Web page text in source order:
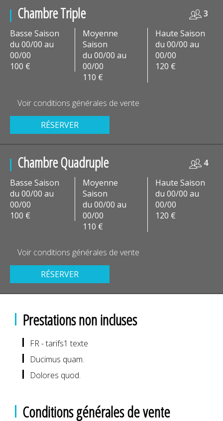
Chambre Triple
3
Basse Saison
du 00/00 au
00/00
100 €
Moyenne
Saison
du 00/00 au
00/00
110 €
Haute Saison
du 00/00 au
00/00
120 €
Voir conditions générales de vente
RÉSERVER
Chambre Quadruple
4
Basse Saison
du 00/00 au
00/00
100 €
Moyenne
Saison
du 00/00 au
00/00
110 €
Haute Saison
du 00/00 au
00/00
120 €
Voir conditions générales de vente
RÉSERVER
Prestations non incluses
FR - tarifs1 texte
Ducimus quam.
Dolores quod.
Conditions générales de vente